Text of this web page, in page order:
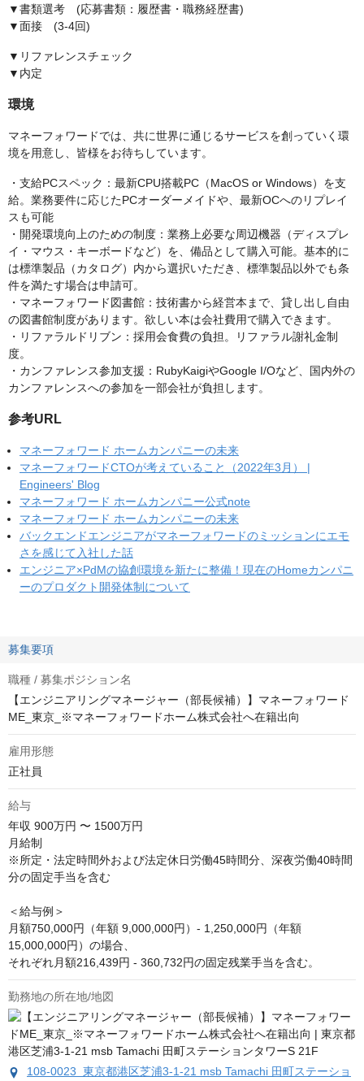
▼書類選考 (応募書類：履歴書・職務経歴書)
▼面接 (3-4回)
▼リファレンスチェック
▼内定
環境
マネーフォワードでは、共に世界に通じるサービスを創っていく環
境を用意し、皆様をお待ちしています。
・支給PCスペック：最新CPU搭載PC（MacOS or Windows）を支
給。業務要件に応じたPCオーダーメイドや、最新OCへのリプレイ
スも可能
・開発環境向上のための制度：業務上必要な周辺機器（ディスプレ
イ・マウス・キーボードなど）を、備品として購入可能。基本的に
は標準製品（カタログ）内から選択いただき、標準製品以外でも条
件を満たす場合は申請可。
・マネーフォワード図書館：技術書から経営本まで、貸し出し自由
の図書館制度があります。欲しい本は会社費用で購入できます。
・リファラルドリブン：採用会食費の負担。リファラル謝礼金制
度。
・カンファレンス参加支援：RubyKaigiやGoogle I/Oなど、国内外の
カンファレンスへの参加を一部会社が負担します。
参考URL
マネーフォワード ホームカンパニーの未来
マネーフォワードCTOが考えていること（2022年3月） |
Engineers' Blog
マネーフォワード ホームカンパニー公式note
マネーフォワード ホームカンパニーの未来
バックエンドエンジニアがマネーフォワードのミッションにエモ
さを感じて入社した話
エンジニア×PdMの協創環境を新たに整備！現在のHomeカンパニ
ーのプロダクト開発体制について
募集要項
職種 / 募集ポジション名
【エンジニアリングマネージャー（部長候補）】マネーフォワード
ME_東京_※マネーフォワードホーム株式会社へ在籍出向
雇用形態
正社員
給与
年収 900万円 〜 1500万円
月給制
※所定・法定時間外および法定休日労働45時間分、深夜労働40時間
分の固定手当を含む
＜給与例＞
月額750,000円（年額 9,000,000円）- 1,250,000円（年額
15,000,000円）の場合、
それぞれ月額216,439円 - 360,732円の固定残業手当を含む。
勤務地の所在地/地図
108-0023 東京都港区芝浦3-1-21 msb Tamachi 田町ステーショ